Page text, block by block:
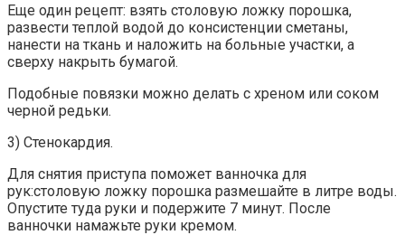
Еще один рецепт: взять столовую ложку порошка,
развести теплой водой до консистенции сметаны,
нанести на ткань и наложить на больные участки, а
сверху накрыть бумагой.
Подобные повязки можно делать с хреном или соком
черной редьки.
3) Стенокардия.
Для снятия приступа поможет ванночка для
рук:столовую ложку порошка размешайте в литре воды.
Опустите туда руки и подержите 7 минут. После
ванночки намажьте руки кремом.